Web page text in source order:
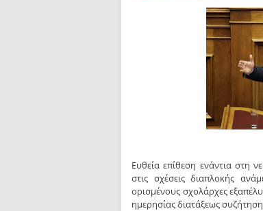
Ευθεία επίθεση ενάντια στη
στις σχέσεις διαπλοκής
ορισμένους σχολάρχες
ημερησίας διατάξεως